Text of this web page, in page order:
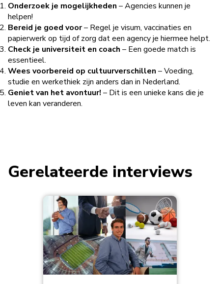
Onderzoek je mogelijkheden – Agencies kunnen je
helpen!
Bereid je goed voor– Regel je visum, vaccinaties en
papierwerk op tijd of zorg dat een agency je hiermee helpt.
Check je universiteit en coach – Een goede match is
essentieel.
Wees voorbereid op cultuurverschillen – Voeding,
studie en werkethiek zijn anders dan in Nederland.
Geniet van het avontuur! – Dit is een unieke kans die je
leven kan veranderen.
Gerelateerde interviews